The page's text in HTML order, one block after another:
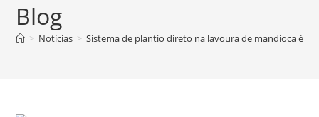
Blog
> Notícias > Sistema de plantio direto na lavoura de mandioca é